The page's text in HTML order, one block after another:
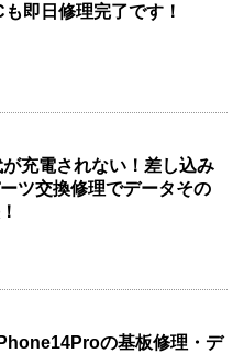
即日修理完了です！
充電されない！差し込み
ツ交換修理でデータその
の基板修理・デ